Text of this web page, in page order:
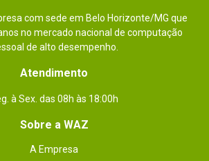
com sede em Belo Horizonte/MG que
no mercado nacional de computação
de alto desempenho.
Atendimento
à Sex. das 08h às 18:00h
Sobre a WAZ
A Empresa